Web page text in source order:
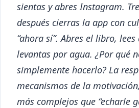
sientas y abres Instagram.
después cierras la app con
“ahora sí”. Abres el libro,
levantas por agua. ¿Por qué
simplemente hacerlo? La
mecanismos de la
más complejos que “echarle